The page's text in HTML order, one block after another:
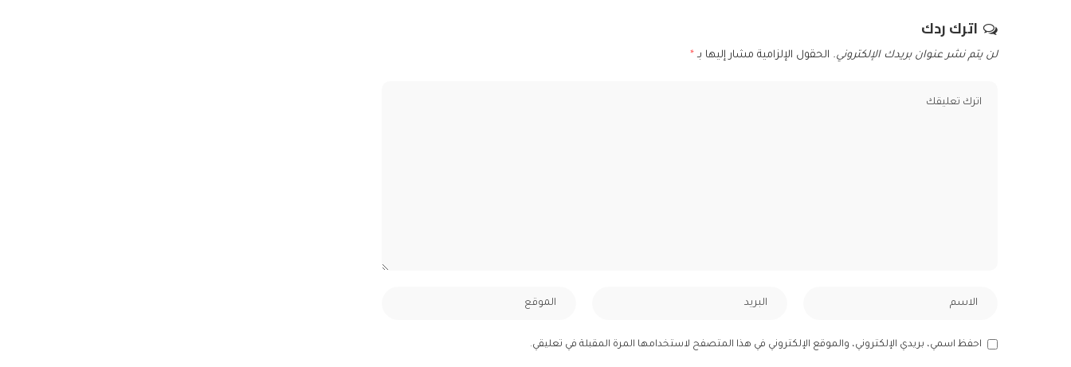
اترك ردك
لن يتم نشر عنوان بريدك الإلكتروني. الحقول الإلزامية مشار إليها بـ *
احفظ اسمي، بريدي الإلكتروني، والموقع الإلكتروني في هذا المتصفح لاستخدامها المرة المقبلة في تعليقي.